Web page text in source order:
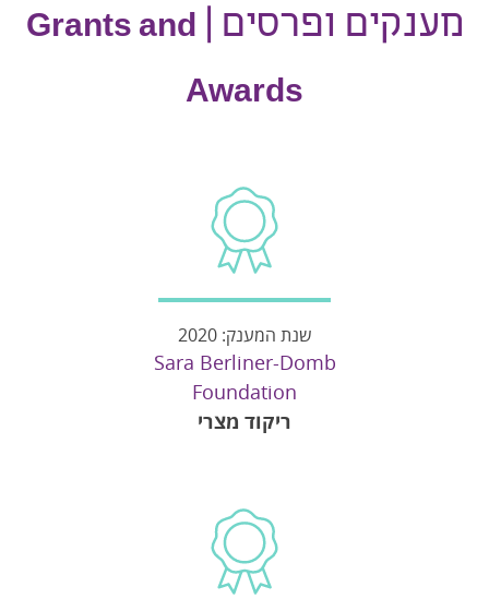
מענקים ופרסים |
Grants and
Awards
שנת המענק: 2020
Sara Berliner-Domb
Foundation
ריקוד מצרי